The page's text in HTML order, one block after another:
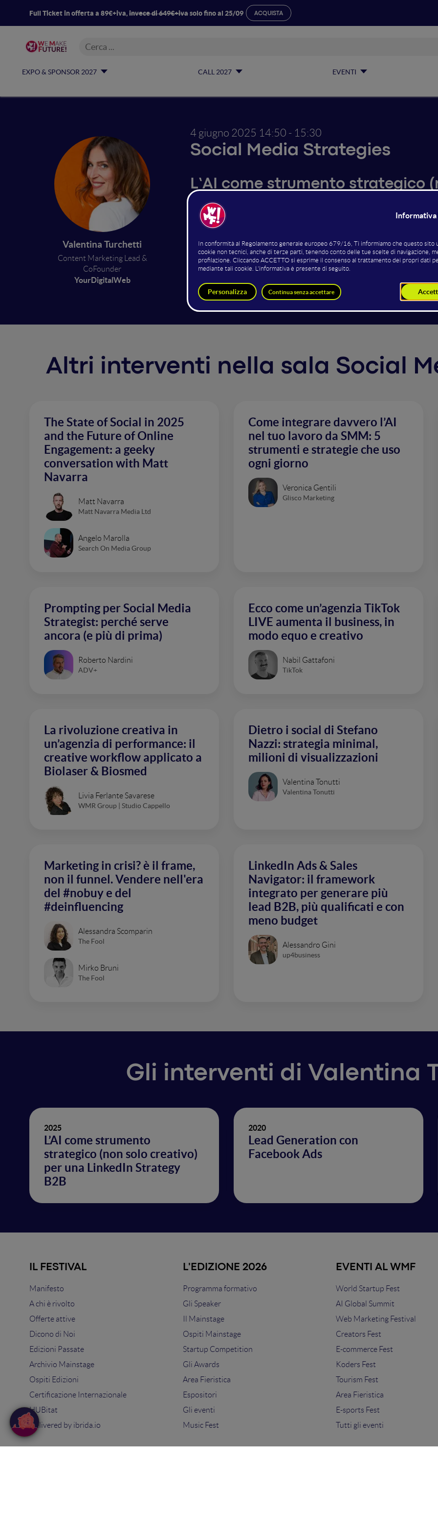
Full Ticket in offerta a 89€+iva,invece di 649€+ivasolo fino al 25/09 ACQUISTA
EXPO & SPONSOR 2027 CALL 2027 EVENTI
Valentina Turchetti
Content Marketing Lead &
CoFounder
YourDigitalWeb
4 giugno 2025 14:50 - 15:30
Social Media Strategies
L’AI come strumento strategico
una LinkedIn Strategy B2B
Un talk progettato per un pubblico di professionisti marketing,
di AI possano essere usati in modo concreto e strategico, per
generare contenuti, ma analizzare, progettare e implementare
Altri interventi nella sala Social
The State of Social in 2025
and the Future of Online
Engagement: a geeky
conversation with Matt
Navarra
Matt Navarra
Matt Navarra Media Ltd
Angelo Marolla
Search On Media Group
Come integrare davvero l’AI
nel tuo lavoro da SMM: 5
strumenti e strategie che uso
ogni giorno
Veronica Gentili
Glisco Marketing
Prompting per Social Media
Strategist: perché serve
ancora (e più di prima)
Roberto Nardini
ADV+
Ecco come un’agenzia TikTok
LIVE aumenta il business, in
modo equo e creativo
Nabil Gattafoni
TikTok
La rivoluzione creativa in
un’agenzia di performance: il
creative workflow applicato a
Biolaser & Biosmed
Livia Ferlante Savarese
WMR Group | Studio Cappello
Dietro i social di Stefano
Nazzi: strategia minimal,
milioni di visualizzazioni
Valentina Tonutti
Valentina Tonutti
Marketing in crisi? è il frame,
non il funnel. Vendere nell'era
del #nobuy e del
#deinfluencing
Alessandra Scomparin
The Fool
Mirko Bruni
The Fool
LinkedIn Ads & Sales
Navigator: il framework
integrato per generare più
lead B2B, più qualificati e con
meno budget
Alessandro Gini
up4business
Gli interventi di Valentina
2025
L’AI come strumento
strategico (non solo creativo)
per una LinkedIn Strategy
B2B
2020
Lead Generation con
Facebook Ads
IL FESTIVAL
Manifesto
A chi è rivolto
Offerte attive
Dicono di Noi
Edizioni Passate
Archivio Mainstage
Ospiti Edizioni
Certificazione Internazionale
HUBitat
Delivered by ibrida.io
L'EDIZIONE 2026
Programma formativo
Gli Speaker
Il Mainstage
Ospiti Mainstage
Startup Competition
Gli Awards
Area Fieristica
Espositori
Gli eventi
Music Fest
EVENTI AL WMF
World Startup Fest
AI Global Summit
Web Marketing Festival
Creators Fest
E-commerce Fest
Koders Fest
Tourism Fest
Area Fieristica
E-sports Fest
Tutti gli eventi